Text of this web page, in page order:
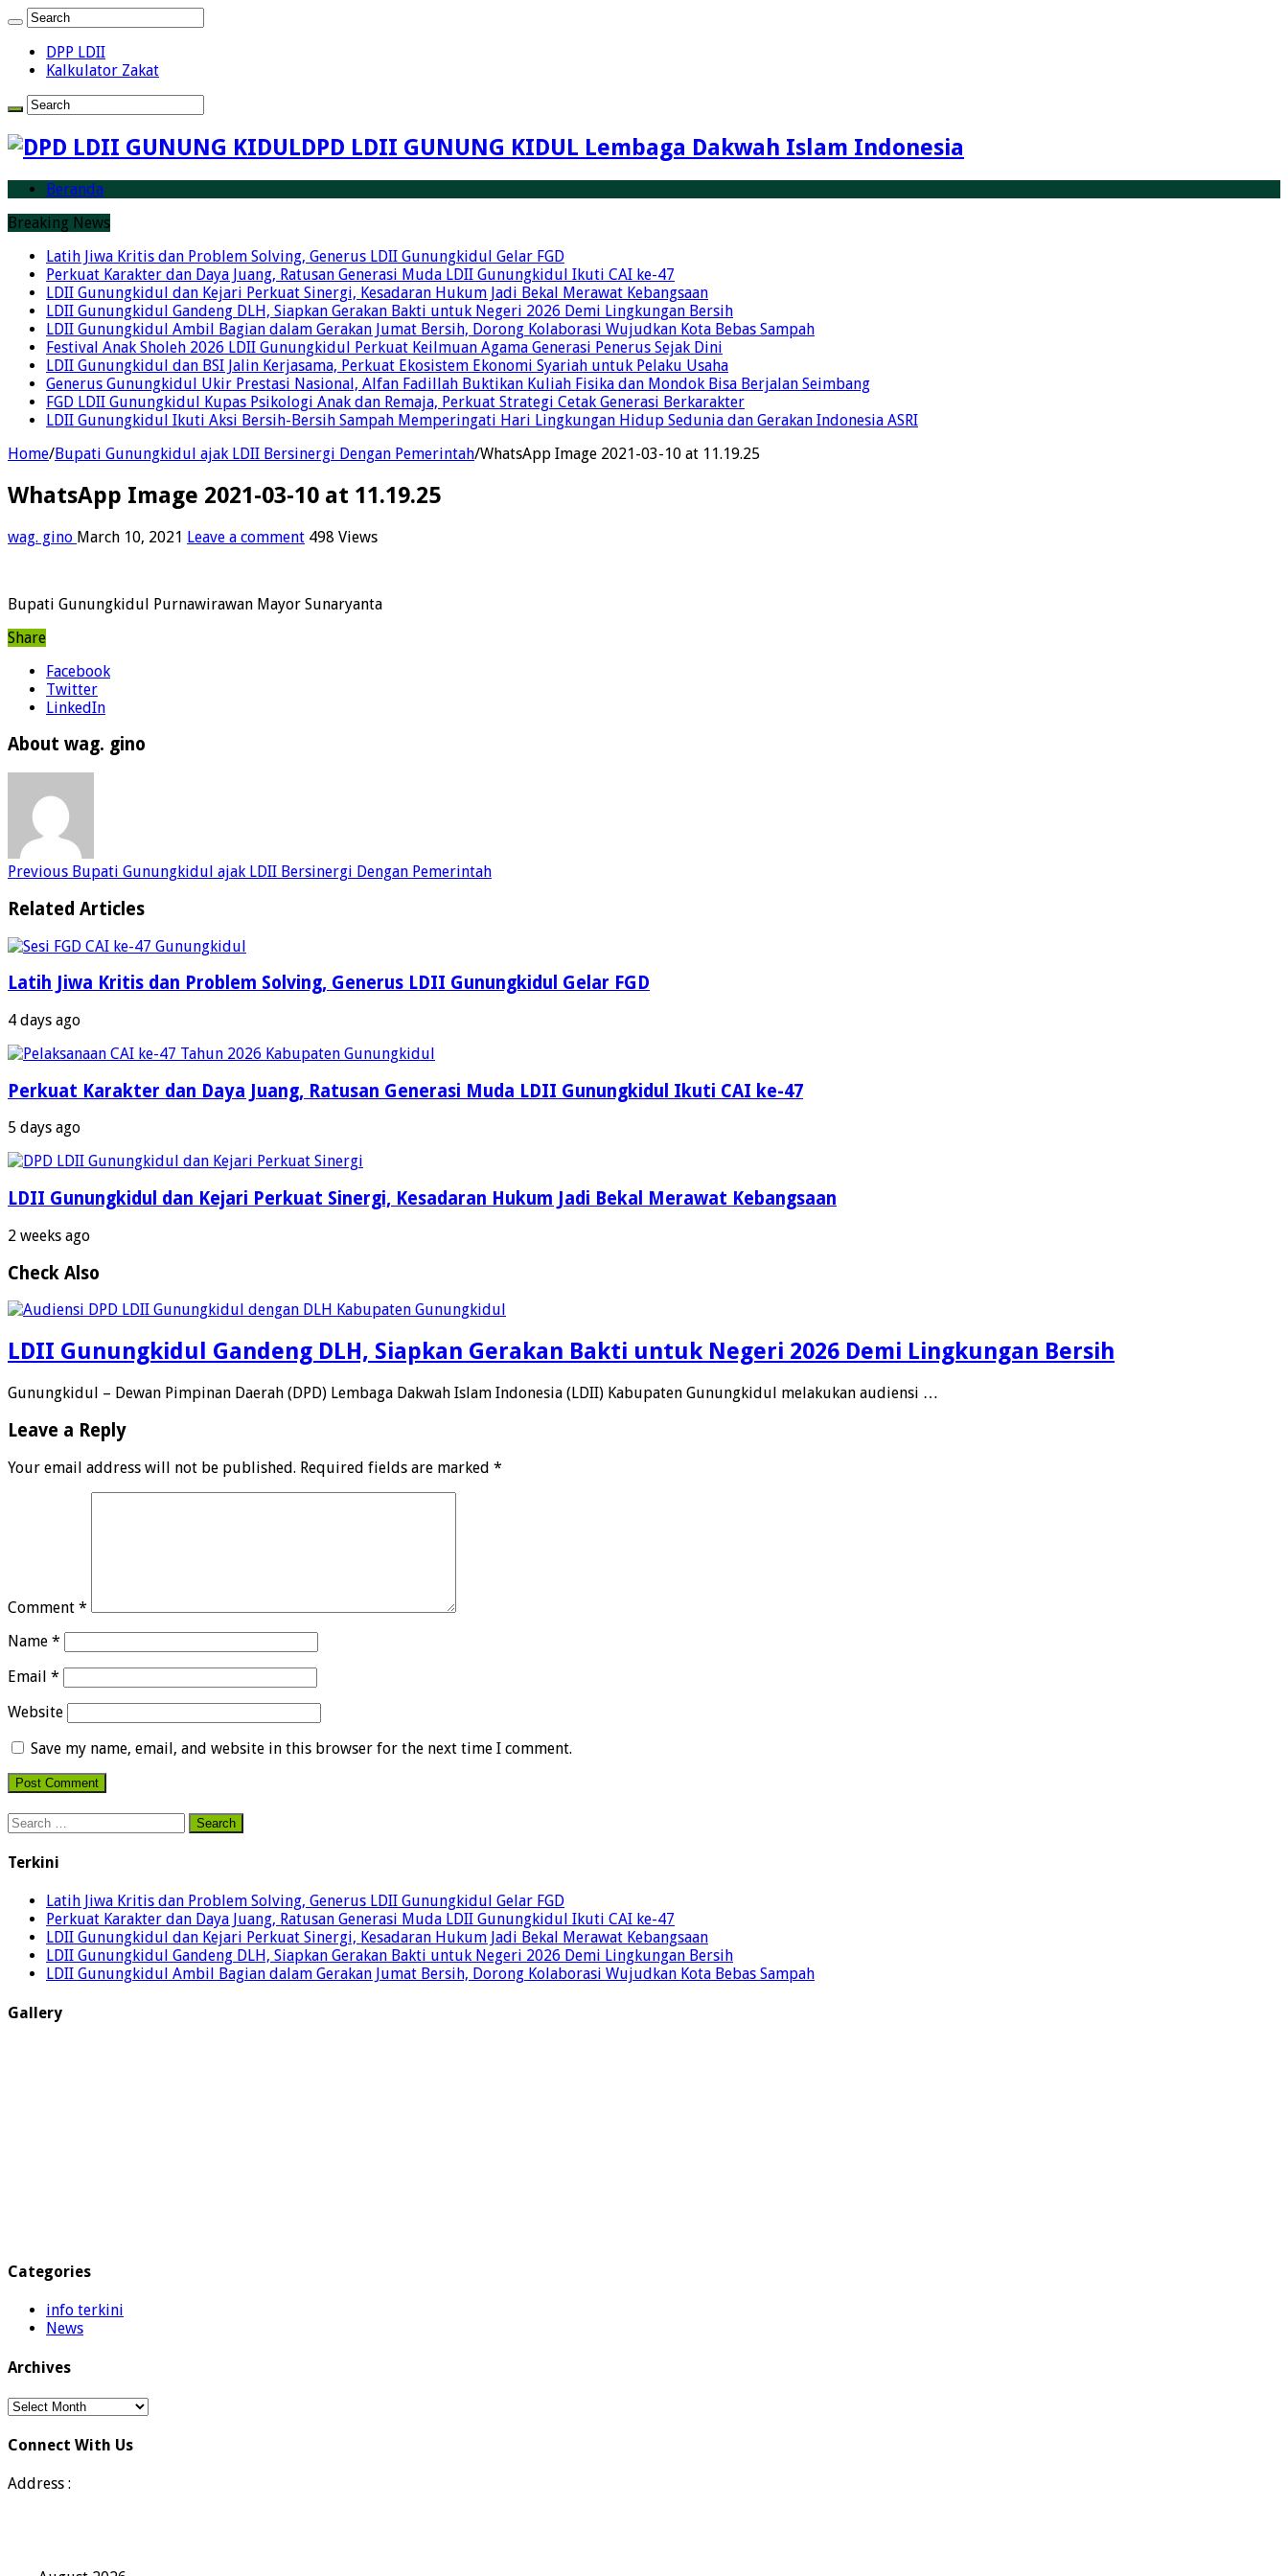
DPP LDII
Kalkulator Zakat
DPD LDII GUNUNG KIDUL Lembaga Dakwah Islam Indonesia
Beranda
Breaking News
Latih Jiwa Kritis dan Problem Solving, Generus LDII Gunungkidul Gelar FGD
Perkuat Karakter dan Daya Juang, Ratusan Generasi Muda LDII Gunungkidul Ikuti CAI ke-47
LDII Gunungkidul dan Kejari Perkuat Sinergi, Kesadaran Hukum Jadi Bekal Merawat Kebangsaan
LDII Gunungkidul Gandeng DLH, Siapkan Gerakan Bakti untuk Negeri 2026 Demi Lingkungan Bersih
LDII Gunungkidul Ambil Bagian dalam Gerakan Jumat Bersih, Dorong Kolaborasi Wujudkan Kota Bebas Sampah
Festival Anak Sholeh 2026 LDII Gunungkidul Perkuat Keilmuan Agama Generasi Penerus Sejak Dini
LDII Gunungkidul dan BSI Jalin Kerjasama, Perkuat Ekosistem Ekonomi Syariah untuk Pelaku Usaha
Generus Gunungkidul Ukir Prestasi Nasional, Alfan Fadillah Buktikan Kuliah Fisika dan Mondok Bisa Berjalan Seimbang
FGD LDII Gunungkidul Kupas Psikologi Anak dan Remaja, Perkuat Strategi Cetak Generasi Berkarakter
LDII Gunungkidul Ikuti Aksi Bersih-Bersih Sampah Memperingati Hari Lingkungan Hidup Sedunia dan Gerakan Indonesia ASRI
Home/Bupati Gunungkidul ajak LDII Bersinergi Dengan Pemerintah/WhatsApp Image 2021-03-10 at 11.19.25
WhatsApp Image 2021-03-10 at 11.19.25
wag. gino March 10, 2021 Leave a comment 498 Views
Bupati Gunungkidul Purnawirawan Mayor Sunaryanta
Share
Facebook
Twitter
LinkedIn
About wag. gino
Previous Bupati Gunungkidul ajak LDII Bersinergi Dengan Pemerintah
Related Articles
Latih Jiwa Kritis dan Problem Solving, Generus LDII Gunungkidul Gelar FGD
4 days ago
Perkuat Karakter dan Daya Juang, Ratusan Generasi Muda LDII Gunungkidul Ikuti CAI ke-47
5 days ago
LDII Gunungkidul dan Kejari Perkuat Sinergi, Kesadaran Hukum Jadi Bekal Merawat Kebangsaan
2 weeks ago
Check Also
LDII Gunungkidul Gandeng DLH, Siapkan Gerakan Bakti untuk Negeri 2026 Demi Lingkungan Bersih
Gunungkidul – Dewan Pimpinan Daerah (DPD) Lembaga Dakwah Islam Indonesia (LDII) Kabupaten Gunungkidul melakukan audiensi …
Leave a Reply
Your email address will not be published. Required fields are marked *
Comment *
Name *
Email *
Website
Save my name, email, and website in this browser for the next time I comment.
Search
for:
Terkini
Latih Jiwa Kritis dan Problem Solving, Generus LDII Gunungkidul Gelar FGD
Perkuat Karakter dan Daya Juang, Ratusan Generasi Muda LDII Gunungkidul Ikuti CAI ke-47
LDII Gunungkidul dan Kejari Perkuat Sinergi, Kesadaran Hukum Jadi Bekal Merawat Kebangsaan
LDII Gunungkidul Gandeng DLH, Siapkan Gerakan Bakti untuk Negeri 2026 Demi Lingkungan Bersih
LDII Gunungkidul Ambil Bagian dalam Gerakan Jumat Bersih, Dorong Kolaborasi Wujudkan Kota Bebas Sampah
Gallery
Categories
info terkini
News
Archives
Archives
Connect With Us
Address :